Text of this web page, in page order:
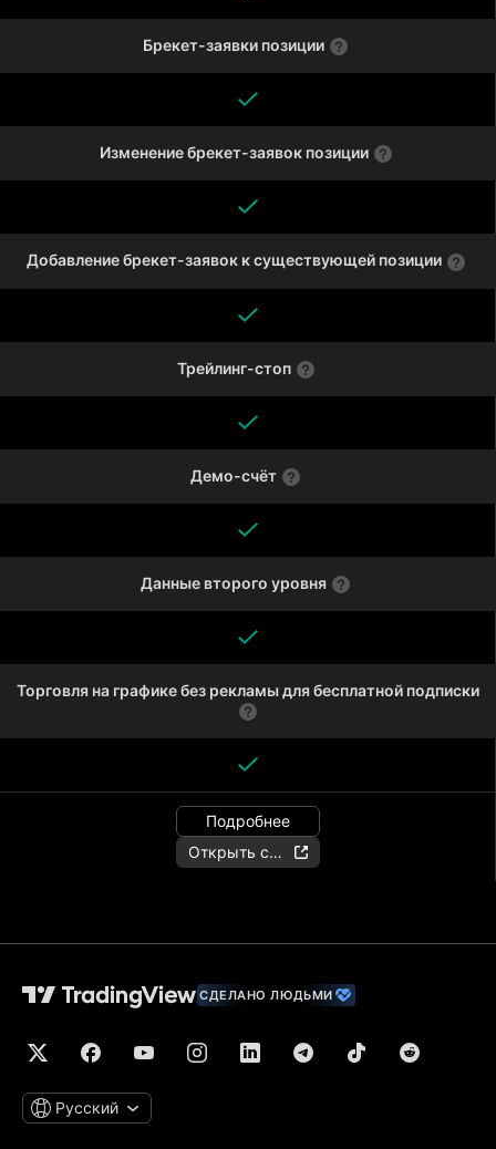
Брекет-заявки позиции
Изменение брекет-заявок позиции
Добавление брекет-заявок к существующей позиции
Трейлинг-стоп
Демо-счёт
Данные второго уровня
Торговля на графике без рекламы для бесплатной подписки
Подробнее
Открыть счёт
СДЕЛАНО ЛЮДЬМИ
Русский